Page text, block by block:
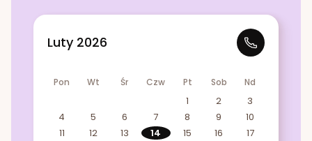
Luty 2026
Pon Wt Śr Czw Pt Sob Nd
1 2
3
4
5 6 7 8 9
10
11
12 13 14 15 16
17